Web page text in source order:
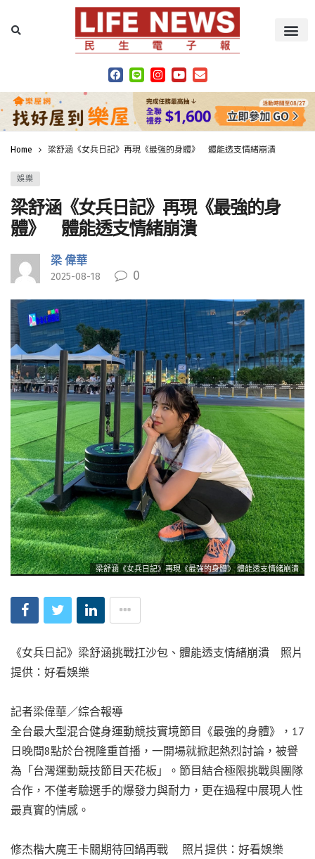
Home 梁舒涵《女兵日記》再現《最強的身體》 體能透支情緒崩潰
娛樂
梁舒涵《女兵日記》再現《最強的身
體》 體能透支情緒崩潰
梁 偉華
2025-08-18 0
梁舒涵《女兵日記》再現《最強的身體》 體能透支情緒崩潰
《女兵日記》梁舒涵挑戰扛沙包、體能透支情緒崩潰 照片
提供：好看娛樂
記者梁偉華／綜合報導
全台最大型混合健身運動競技實境節目《最強的身體》，17
日晚間8點於台視隆重首播，一開場就掀起熱烈討論，被譽
為「台灣運動競技節目天花板」。節目結合極限挑戰與團隊
合作，不僅考驗選手的爆發力與耐力，更在過程中展現人性
最真實的情感。
修杰楷大魔王卡關期待回鍋再戰 照片提供：好看娛樂